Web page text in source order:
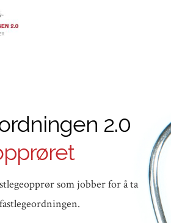
2.0
som jobber for å ta